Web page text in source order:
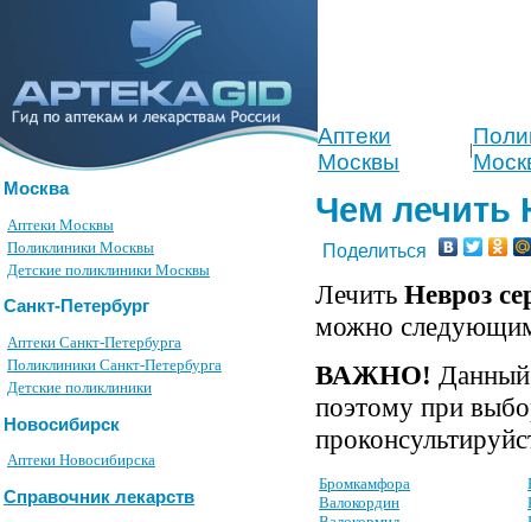
Аптеки
Москвы
|
Москва
Аптеки Москвы
Поликлиники Москвы
Детские поликлиники Москвы
Санкт-Петербург
Аптеки Санкт-Петербурга
Поликлиники Санкт-Петербурга
Детские поликлиники
Новосибирск
Аптеки Новосибирска
Справочник лекарств
Чем лечить
Поделиться
Лечить Невроз
можно
ВАЖНО! Данный
поэтому при
Бромкамфора
Валокордин